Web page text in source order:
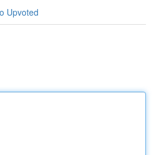
Upvoted